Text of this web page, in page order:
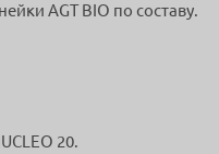
AGT BIO по составу.
20.